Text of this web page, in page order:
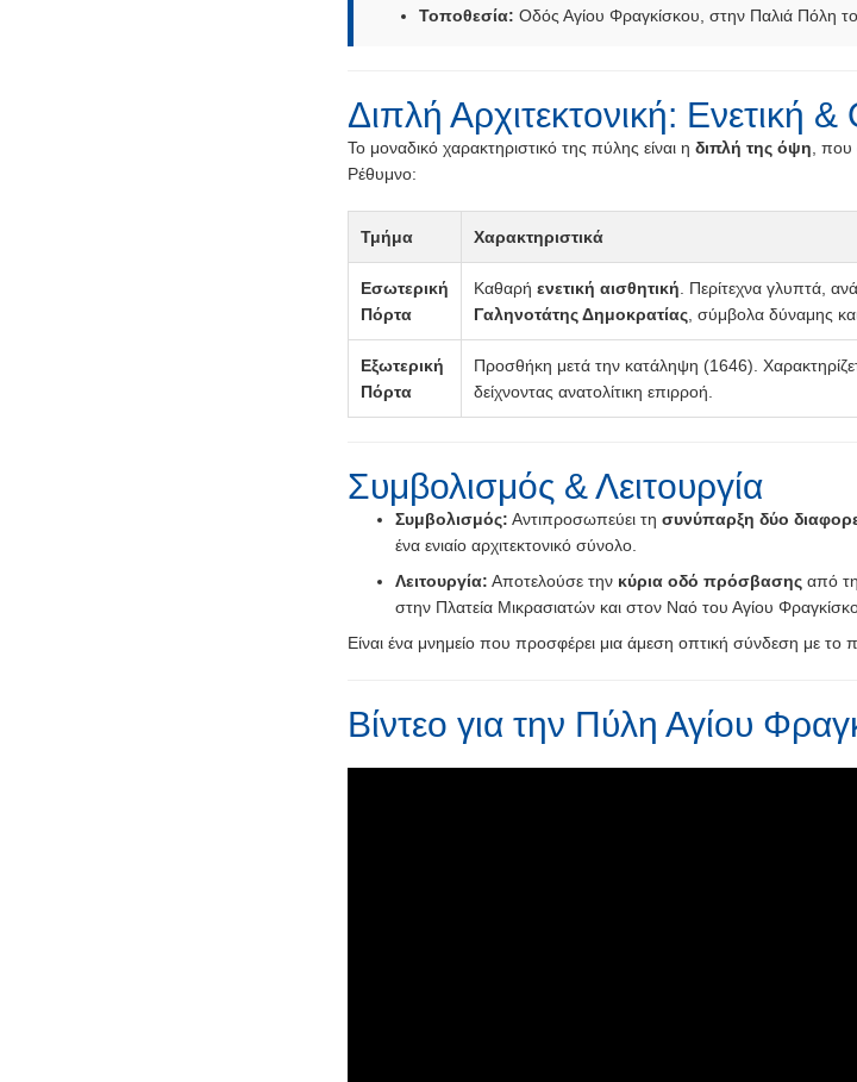
Τοποθεσία: Οδός Αγίου Φραγκίσκου, στην Παλιά Πόλη
Διπλή Αρχιτεκτονική: Ενετική
Το μοναδικό χαρακτηριστικό της πύλης είναι η διπλή της όψη , που
Ρέθυμνο:
Τμήμα Χαρακτηριστικά
Εσωτερική
Πόρτα
Καθαρή ενετική αισθητική . Περίτεχνα γλυπτά,
Γαληνοτάτης Δημοκρατίας , σύμβολα δύναμης
Εξωτερική
Πόρτα
Προσθήκη μετά την κατάληψη (1646).
δείχνοντας ανατολίτικη επιρροή.
Συμβολισμός & Λειτουργία
Συμβολισμός: Αντιπροσωπεύει τη συνύπαρξη δύο
ένα ενιαίο αρχιτεκτονικό σύνολο.
Λειτουργία: Αποτελούσε την κύρια οδό πρόσβασης από
στην Πλατεία Μικρασιατών και στον Ναό του Αγίου
Είναι ένα μνημείο που προσφέρει μια άμεση οπτική σύνδεση με το
Βίντεο για την Πύλη Αγίου